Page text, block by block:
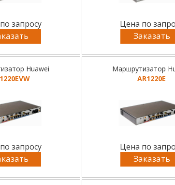
запросу Цена по
Заказать
Huawei
запросу
Маршрутизатор
AR1220E
Цена по
Заказать